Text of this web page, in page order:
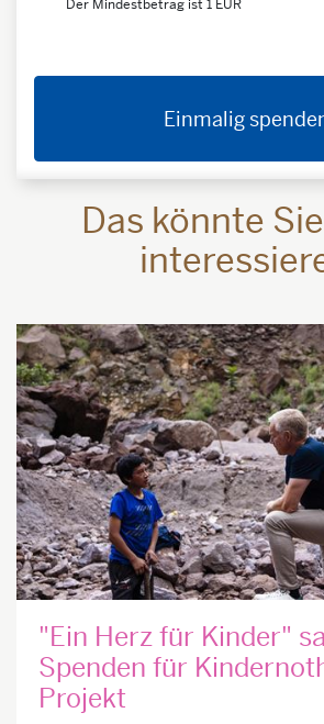
Der Mindestbetrag ist 1 EUR
Einmalig
Das könnte
"Ein Herz für Kinder"
Spenden für
Projekt